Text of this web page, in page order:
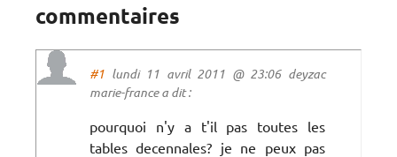
commentaires
#1 lundi 11 avril 2011 @ 23:06 deyzac
marie-france a dit :
pourquoi n'y a t'il pas toutes les
tables decennales? je ne peux pas